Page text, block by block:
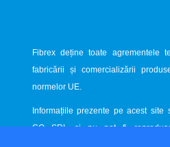
Fibrex deține toate agrementele
fabricării și comercializării
normelor UE.
Informațiile prezente pe acest site
CO SRL și nu pot fi